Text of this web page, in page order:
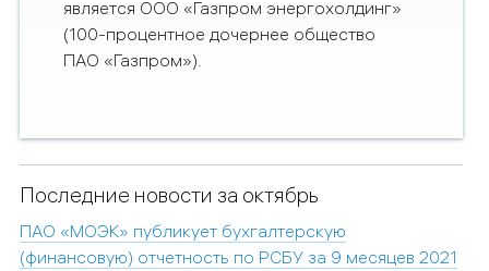
является ООО «Газпром энергохолдинг»
(100-процентное дочернее общество
ПАО «Газпром»).
Последние новости за октябрь
ПАО «МОЭК» публикует бухгалтерскую
(финансовую) отчетность по РСБУ за 9 месяцев 2021